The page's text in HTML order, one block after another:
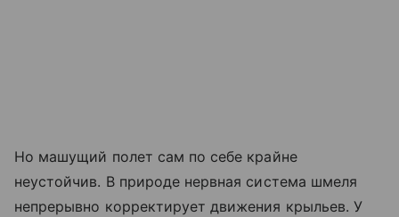
Но машущий полет сам по себе крайне
неустойчив. В природе нервная система шмеля
непрерывно корректирует движения крыльев. У